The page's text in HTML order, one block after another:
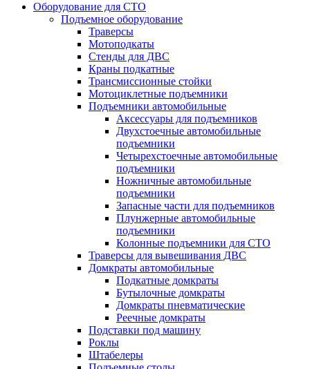
Оборудование для СТО
Подъемное оборудование
Траверсы
Мотоподкаты
Стенды для ДВС
Краны подкатные
Трансмиссионные стойки
Мотоциклетные подъемники
Подъемники автомобильные
Аксессуары для подъемников
Двухстоечные автомобильные
подъемники
Четырехстоечные автомобильные
подъемники
Ножничные автомобильные
подъемники
Запасные части для подъемников
Плунжерные автомобильные
подъемники
Колонные подъемники для СТО
Траверсы для вывешивания ДВС
Домкраты автомобильные
Подкатные домкраты
Бутылочные домкраты
Домкраты пневматические
Реечные домкраты
Подставки под машину
Роклы
Штабелеры